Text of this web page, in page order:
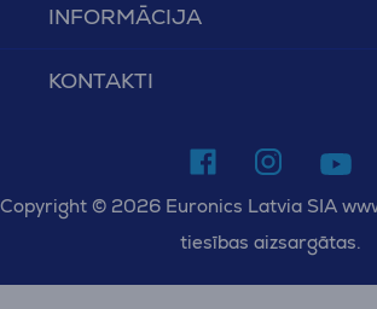
INFORMĀCIJA
KONTAKTI
Copyright © 2026 Euronics Latvia SIA
tiesības aizsargātas.